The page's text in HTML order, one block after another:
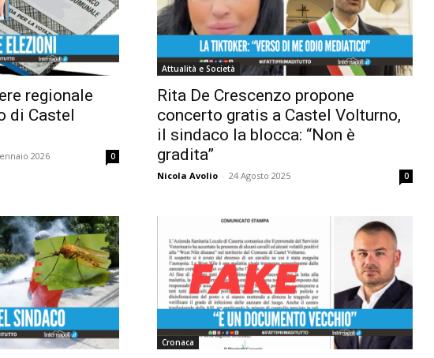
regionale
di Castel
2026 0
Attualità e Società
Rita De Crescenzo propone
concerto gratis a Castel Volturno,
il sindaco la blocca: “Non è
gradita”
Nicola Avolio - 24 Agosto 2025 0
Cronaca